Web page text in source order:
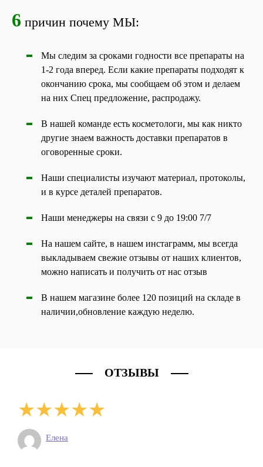
6 причин почему МЫ:
Мы следим за сроками годности все препараты на
1-2 года вперед. Если какие препараты подходят к
окончанию срока, мы сообщаем об этом и делаем
на них Спец предложение, распродажу.
В нашей команде есть косметологи, мы как никто
другие знаем важность доставки препаратов в
оговоренные сроки.
Наши специалисты изучают материал, протоколы,
и в курсе деталей препаратов.
Наши менеджеры на связи с 9 до 19:00 7/7
На нашем сайте, в нашем инстаграмм, мы всегда
выкладываем свежие отзывы от наших клиентов,
можно написать и получить от нас отзыв
В нашем магазине более 120 позиций на складе в
наличии,обновление каждую неделю.
ОТЗЫВЫ
Елена